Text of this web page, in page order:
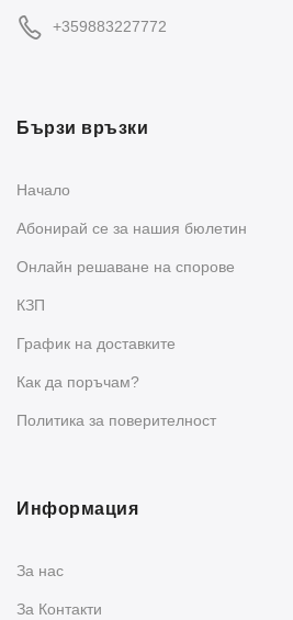
+359883227772
Бързи връзки
Начало
Абонирай се за нашия бюлетин
Oнлайн решаване на спорове
КЗП
График на доставките
Как да поръчам?
Политика за поверителност
Информация
За нас
За Контакти